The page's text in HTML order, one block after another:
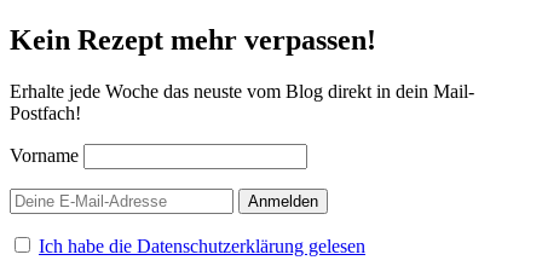
Kein Rezept mehr verpassen!
Erhalte jede Woche das neuste vom Blog direkt in dein Mail-
Postfach!
Vorname
Ich habe die Datenschutzerklärung gelesen